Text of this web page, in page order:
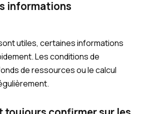
informations
utiles, certaines informations
Les conditions de
de ressources ou le calcul